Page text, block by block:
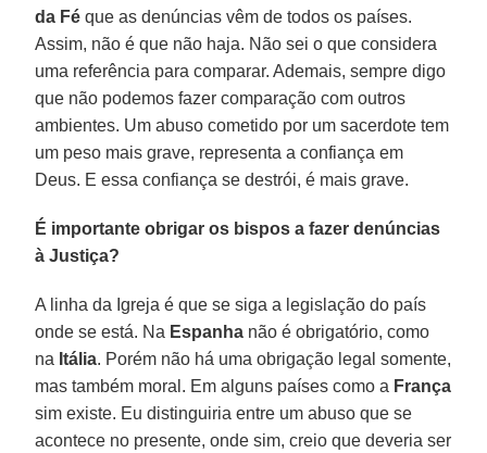
da Fé que as denúncias vêm de todos os países.
Assim, não é que não haja. Não sei o que considera
uma referência para comparar. Ademais, sempre digo
que não podemos fazer comparação com outros
ambientes. Um abuso cometido por um sacerdote tem
um peso mais grave, representa a confiança em
Deus. E essa confiança se destrói, é mais grave.
É importante obrigar os bispos a fazer denúncias
à Justiça?
A linha da Igreja é que se siga a legislação do país
onde se está. Na Espanha não é obrigatório, como
na Itália. Porém não há uma obrigação legal somente,
mas também moral. Em alguns países como a França
sim existe. Eu distinguiria entre um abuso que se
acontece no presente, onde sim, creio que deveria ser